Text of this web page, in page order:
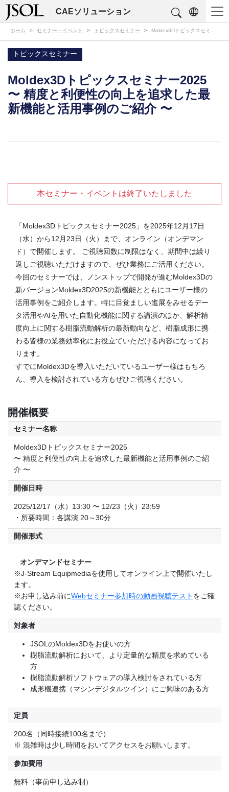
CAEソリューション
ホーム セミナー・イベント トピックスセミナー Moldex3Dトピックスセミナー2025
トピックスセミナー
Moldex3Dトピックスセミナー2025
〜 精度と利便性の向上を追求した最
新機能と活用事例のご紹介 〜
本セミナー・イベントは終了いたしました
「Moldex3Dトピックスセミナー2025」を2025年12月17日
（水）から12月23日（火）まで、オンライン（オンデマン
ド）で開催します。 ご視聴回数に制限はなく、期間中は繰り
返しご視聴いただけますので、ぜひ業務にご活用ください。
今回のセミナーでは、ノンストップで開発が進むMoldex3Dの
新バージョンMoldex3D2025の新機能とともにユーザー様の
活用事例をご紹介します。特に目覚ましい進展をみせるデー
タ活用やAIを用いた自動化機能に関する講演のほか、解析精
度向上に関する樹脂流動解析の最新動向など、樹脂成形に携
わる皆様の業務効率化にお役立ていただける内容になってお
ります。
すでにMoldex3Dを導入いただいているユーザー様はもちろ
ん、導入を検討されている方もぜひご視聴ください。
開催概要
セミナー名称
Moldex3Dトピックスセミナー2025
〜 精度と利便性の向上を追求した最新機能と活用事例のご紹
介 〜
開催日時
2025/12/17（水）13:30 〜 12/23（火）23:59
・所要時間：各講演 20～30分
開催形式
オンデマンドセミナー
※J-Stream Equipmediaを使用してオンライン上で開催いたし
ます。
※お申し込み前にWebセミナー参加時の動画視聴テスト をご確
認ください。
対象者
JSOLのMoldex3Dをお使いの方
樹脂流動解析において、より定量的な精度を求めている
方
樹脂流動解析ソフトウェアの導入検討をされている方
成形機連携（マシンデジタルツイン）にご興味のある方
定員
200名（同時接続100名まで）
※ 混雑時は少し時間をおいてアクセスをお願いします。
参加費用
無料（事前申し込み制）